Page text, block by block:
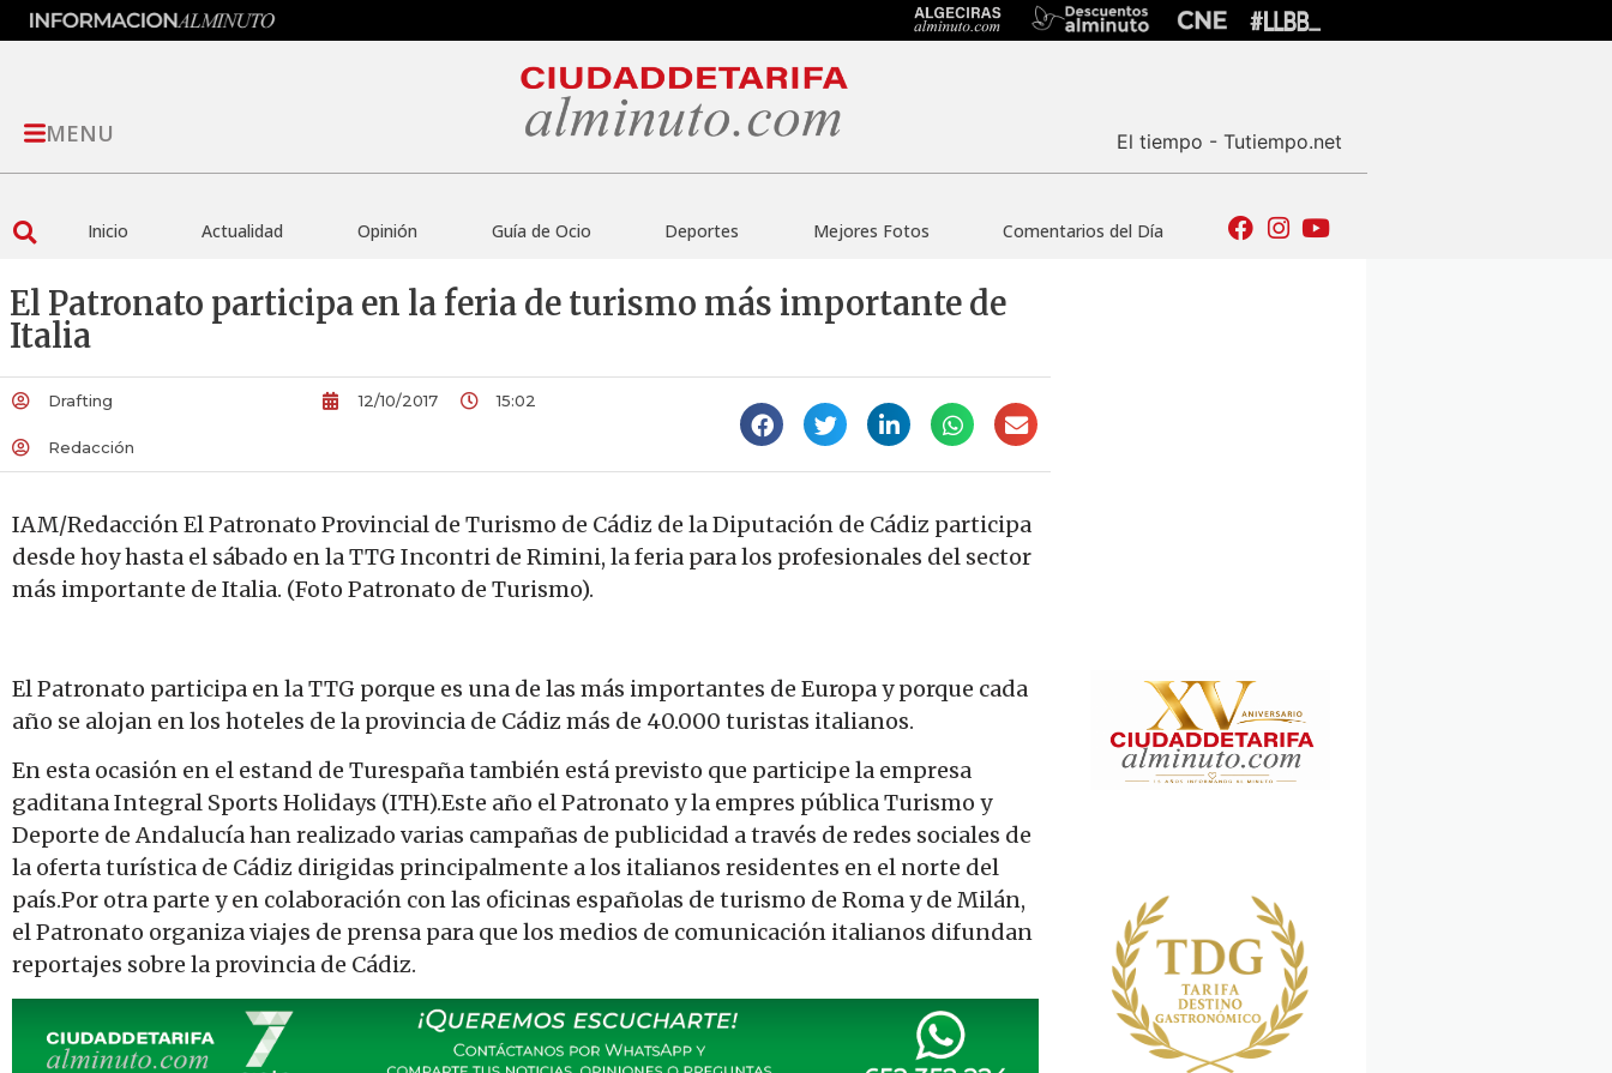
MENU El tiempo - Tutiempo.net
Inicio Actualidad Opinión Guía de Ocio Deportes Mejores Fotos Comentarios del Día
El Patronato participa en la feria de turismo más importante de
Italia
Drafting
Redacción
12/10/2017 15:02
IAM/Redacción El Patronato Provincial de Turismo de Cádiz de la Diputación de Cádiz participa
desde hoy hasta el sábado en la TTG Incontri de Rimini, la feria para los profesionales del sector
más importante de Italia. (Foto Patronato de Turismo).
El Patronato participa en la TTG porque es una de las más importantes de Europa y porque cada
año se alojan en los hoteles de la provincia de Cádiz más de 40.000 turistas italianos.
En esta ocasión en el estand de Turespaña también está previsto que participe la empresa
gaditana Integral Sports Holidays (ITH).Este año el Patronato y la empres pública Turismo y
Deporte de Andalucía han realizado varias campañas de publicidad a través de redes sociales de
la oferta turística de Cádiz dirigidas principalmente a los italianos residentes en el norte del
país.Por otra parte y en colaboración con las oficinas españolas de turismo de Roma y de Milán,
el Patronato organiza viajes de prensa para que los medios de comunicación italianos difundan
reportajes sobre la provincia de Cádiz.